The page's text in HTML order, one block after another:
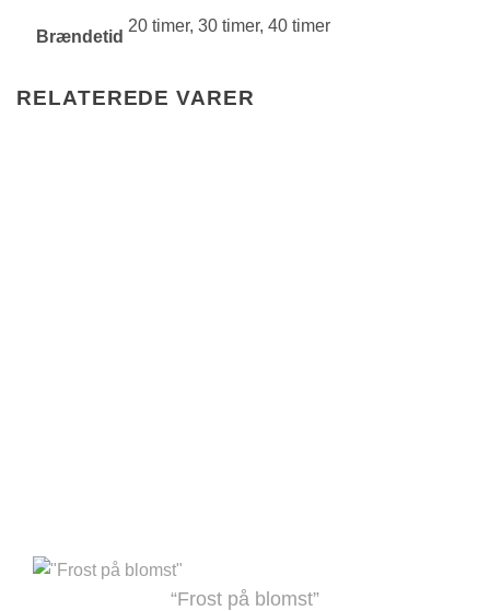
Brændetid
20 timer, 30 timer, 40 timer
RELATEREDE VARER
“Frost på blomst”